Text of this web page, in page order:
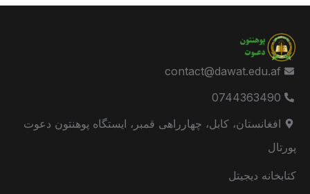
contact@dawat.edu.af
0744363490
افغانستان، کابل، چهارراهی قمبر، ایستگاه پوهنتون دعوت
پورتال
کتابخانه دیجیتل